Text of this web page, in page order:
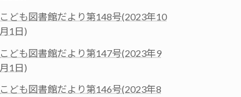
こども図書館だより第148号(2023年10
月1日)
こども図書館だより第147号(2023年9
月1日)
こども図書館だより第146号(2023年8